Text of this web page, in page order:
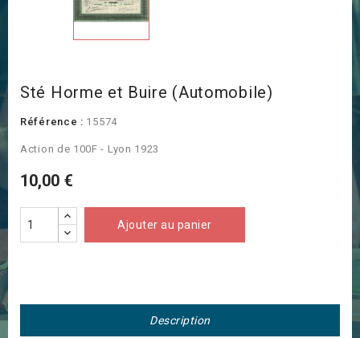
Sté Horme et Buire (Automobile)
Référence : 15574
Action de 100F - Lyon 1923
10,00 €
Ajouter au panier
Description